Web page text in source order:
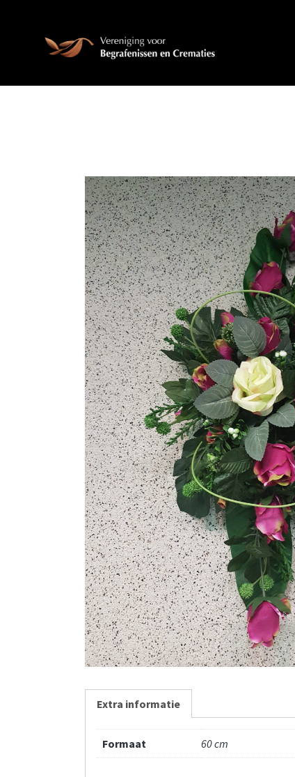
Extra informatie
Formaat 60 cm